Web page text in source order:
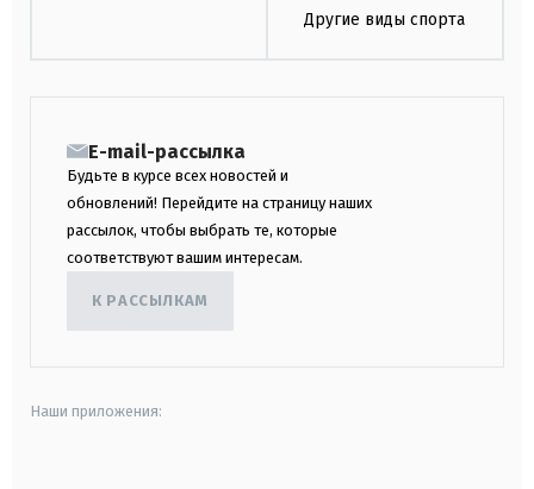
Другие виды спорта
E-mail-рассылка
Будьте в курсе всех новостей и
обновлений! Перейдите на страницу наших
рассылок, чтобы выбрать те, которые
соответствуют вашим интересам.
К РАССЫЛКАМ
Наши приложения: